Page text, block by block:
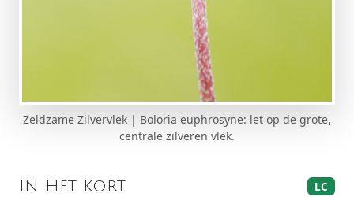
Zeldzame Zilvervlek | Boloria euphrosyne: let op de grote,
centrale zilveren vlek.
In het kort LC